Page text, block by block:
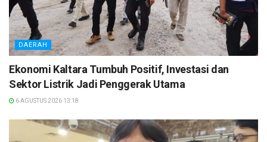
DAERAH
Ekonomi Kaltara Tumbuh Positif, Investasi dan
Sektor Listrik Jadi Penggerak Utama
6 AGUSTUS 2026 13:18